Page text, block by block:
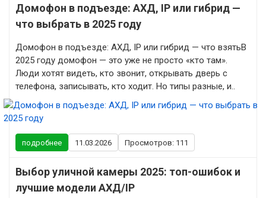
Домофон в подъезде: АХД, IP или гибрид —
что выбрать в 2025 году
Домофон в подъезде: АХД, IP или гибрид — что взятьВ
2025 году домофон — это уже не просто «кто там».
Люди хотят видеть, кто звонит, открывать дверь с
телефона, записывать, кто ходит. Но типы разные, и..
подробнее 11.03.2026 Просмотров: 111
Выбор уличной камеры 2025: топ-ошибок и
лучшие модели АХД/IP